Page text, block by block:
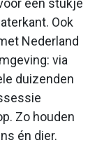
een stukje
Ook
Nederland
via
duizenden
Zo houden
én dier.